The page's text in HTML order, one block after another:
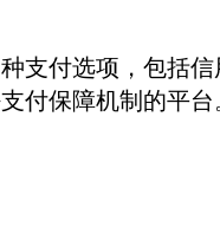
支付选项，包括
付保障机制的平台